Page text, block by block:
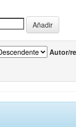
Autor/